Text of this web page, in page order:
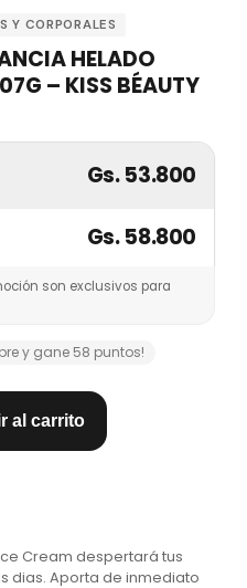
Y CORPORALES
HELADO
– KISS BÉAUTY
Gs. 53.800
Gs. 58.800
son exclusivos para
y gane 58 puntos!
al carrito
Cream despertará tus
dias. Aporta de inmediato